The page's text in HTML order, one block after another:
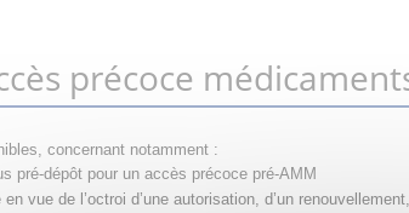
précoce
concernant notamment :
pré-dépôt pour un accès précoce pré-AMM
vue de l’octroi d’une autorisation, d’un